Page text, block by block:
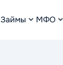
Займы МФО